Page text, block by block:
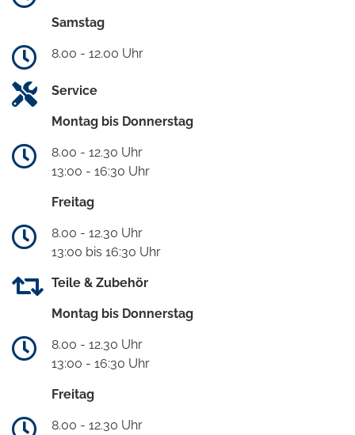
Samstag
8.00 - 12.00 Uhr
Service
Montag bis Donnerstag
8.00 - 12.30 Uhr
13:00 - 16:30 Uhr
Freitag
8.00 - 12.30 Uhr
13:00 bis 16:30 Uhr
Teile & Zubehör
Montag bis Donnerstag
8.00 - 12.30 Uhr
13:00 - 16:30 Uhr
Freitag
8.00 - 12.30 Uhr